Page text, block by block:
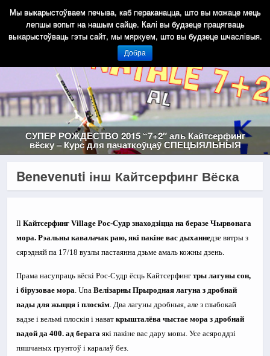
СУПЕР РОЖДЕСТВО 2015 “7+2″ аль Кайтсерфинг
вёску – Курс для пачаткоўцаў СПЕЦЫЯЛЬНЫЯ
Benevenuti інш Кайтсерфинг Вёска
Il Кайтсерфинг Village Рос-Судр знаходзіцца на беразе Чырвонага
мора. Рэальны кавалачак раю, які пакіне вас дыханнедзе вятры з
сярэдняй па 17/18 вузлы пастаянна дзьме амаль кожны дзень.
Прама насупраць вёскі Рос-Судр ёсць Кайтсерфинг тры лагуны сон,
і бірузовае мора. Una Велізарны Прыродная лагуна з дробнай
вады для жыцця і плоскім. Два лагуны дробныя, але з глыбокай
вадзе і вельмі плоскія і нават крышталёва чыстае мора з дробнай
вадой да 400. ад берага які пакіне вас дару мовы. Усе асяроддзі
пяшчаных грунтоў і каралаў без.
Мы выкарыстоўваем печыва, каб пераканацца, што вы можаце мець
лепшы вопыт на нашым сайце. Калі вы будзеце працягваць
выкарыстоўваць гэты сайт, мы мяркуем, што вы будзеце шчаслівыя.
Добра